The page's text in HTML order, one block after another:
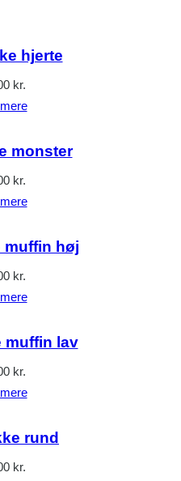
hjerte
kr.
monster
kr.
muffin høj
kr.
muffin lav
kr.
rund
kr.